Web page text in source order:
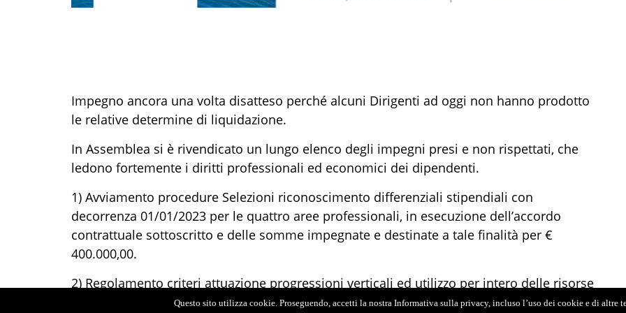
Impegno ancora una volta disatteso perché alcuni Dirigenti ad oggi non hanno prodotto
le relative determine di liquidazione.
In Assemblea si è rivendicato un lungo elenco degli impegni presi e non rispettati, che
ledono fortemente i diritti professionali ed economici dei dipendenti.
1) Avviamento procedure Selezioni riconoscimento differenziali stipendiali con
decorrenza 01/01/2023 per le quattro aree professionali, in esecuzione dell’accordo
contrattuale sottoscritto e delle somme impegnate e destinate a tale finalità per €
400.000,00.
2) Regolamento criteri attuazione progressioni verticali ed utilizzo per intero delle risorse
dello 0,55% del m.s. 2018, in deroga ed in aggiunta alle risorse determinate dalle altre
Questo sito utilizza cookie. Proseguendo, accetti la nostra Informativa sulla privacy, incluso l’uso dei cookie e di altre